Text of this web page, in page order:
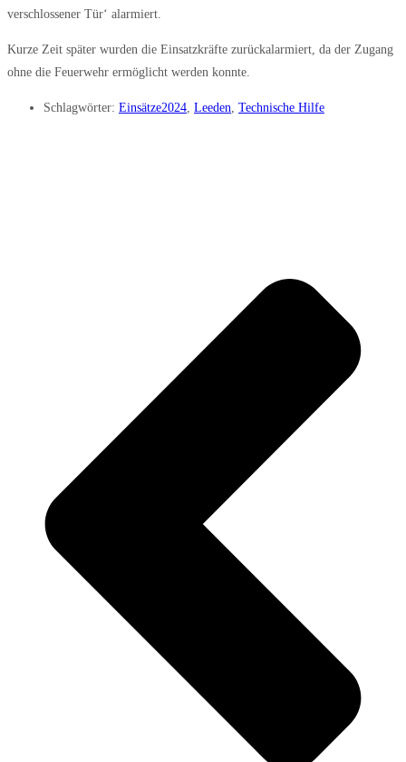
verschlossener Tür‘ alarmiert.
Kurze Zeit später wurden die Einsatzkräfte zurückalarmiert, da der Zugang
ohne die Feuerwehr ermöglicht werden konnte.
Schlagwörter: Einsätze2024, Leeden, Technische Hilfe